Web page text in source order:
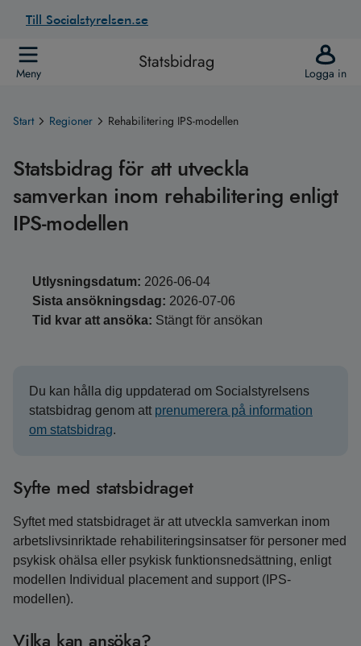
Till Socialstyrelsen.se
Meny Statsbidrag Logga in
Start Regioner Rehabilitering IPS-modellen
Statsbidrag för att utveckla
samverkan inom rehabilitering enligt
IPS-modellen
Utlysningsdatum: 2026-06-04
Sista ansökningsdag: 2026-07-06
Tid kvar att ansöka: Stängt för ansökan
Du kan hålla dig uppdaterad om Socialstyrelsens
statsbidrag genom att prenumerera på information
om statsbidrag.
Syfte med statsbidraget
Syftet med statsbidraget är att utveckla samverkan inom
arbetslivsinriktade rehabiliteringsinsatser för personer med
psykisk ohälsa eller psykisk funktionsnedsättning, enligt
modellen Individual placement and support (IPS-
modellen).
Vilka kan ansöka?